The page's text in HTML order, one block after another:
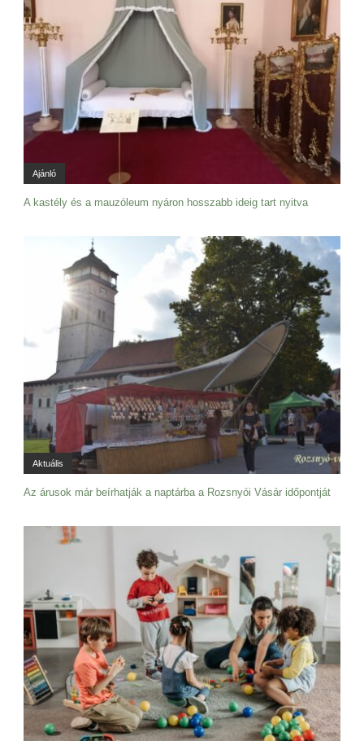
Ajánló
A kastély és a mauzóleum nyáron hosszabb ideig tart nyitva
Aktuális
Az árusok már beírhatják a naptárba a Rozsnyói Vásár időpontját